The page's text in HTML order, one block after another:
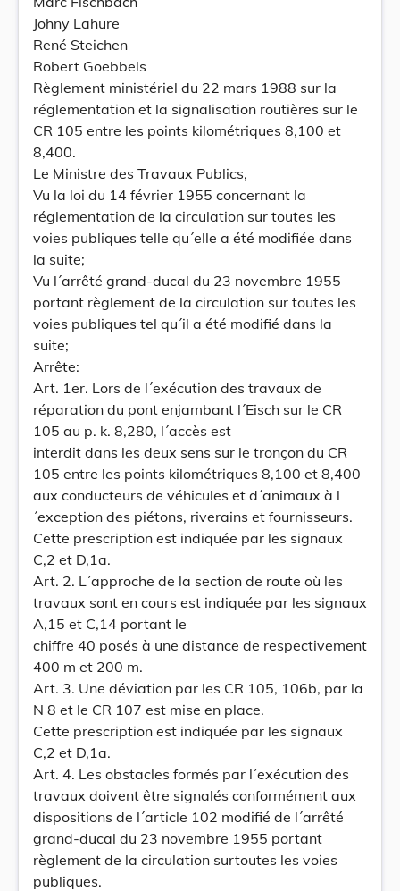
Johny Lahure
René Steichen
Robert Goebbels
Règlement ministériel du 22 mars 1988 sur la
réglementation et la signalisation routières sur le
CR 105 entre les points kilométriques 8,100 et
8,400.
Le Ministre des Travaux Publics,
Vu la loi du 14 février 1955 concernant la
réglementation de la circulation sur toutes les
voies publiques telle qu´elle a été modifiée dans
la suite;
Vu l´arrêté grand-ducal du 23 novembre 1955
portant règlement de la circulation sur toutes les
voies publiques tel qu´il a été modifié dans la
suite;
Arrête:
Art. 1er. Lors de l´exécution des travaux de
réparation du pont enjambant l´Eisch sur le CR
105 au p. k. 8,280, l´accès est
interdit dans les deux sens sur le tronçon du CR
105 entre les points kilométriques 8,100 et 8,400
aux conducteurs de véhicules et d´animaux à l
´exception des piétons, riverains et fournisseurs.
Cette prescription est indiquée par les signaux
C,2 et D,1a.
Art. 2. L´approche de la section de route où les
travaux sont en cours est indiquée par les signaux
A,15 et C,14 portant le
chiffre 40 posés à une distance de respectivement
400 m et 200 m.
Art. 3. Une déviation par les CR 105, 106b, par la
N 8 et le CR 107 est mise en place.
Cette prescription est indiquée par les signaux
C,2 et D,1a.
Art. 4. Les obstacles formés par l´exécution des
travaux doivent être signalés conformément aux
dispositions de l´article 102 modifié de l´arrêté
grand-ducal du 23 novembre 1955 portant
règlement de la circulation surtoutes les voies
publiques.